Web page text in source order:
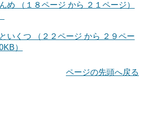
め （１８ページ から ２１ページ）
いくつ （２２ページ から ２９ペー
）
ページの先頭へ戻る